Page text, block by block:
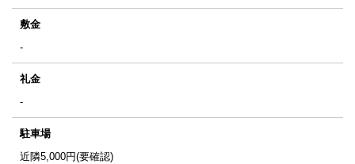
敷金
-
礼金
-
駐車場
近隣5,000円(要確認)